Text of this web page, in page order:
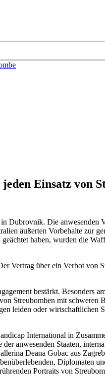
Einsatz von
Die anwesenden
äußerten Vorbehalte zur
haben, wurden die
Vertrag über ein Verbot von
bestärkt. Besonders
Streubomben mit
leiden oder wirtschaftlichen
International in
anwesenden Staaten,
Deana Gobac aus
Diplomaten
Portraits von